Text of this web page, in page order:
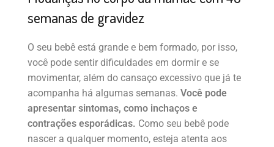
semanas de gravidez
O seu bebê está grande e bem formado, por isso,
você pode sentir dificuldades em dormir e se
movimentar, além do cansaço excessivo que já te
acompanha há algumas semanas. Você pode
apresentar sintomas, como inchaços e
contrações esporádicas. Como seu bebê pode
nascer a qualquer momento, esteja atenta aos